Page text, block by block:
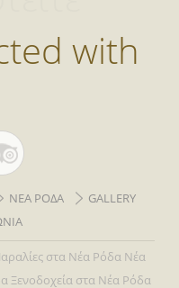
with
ΝΕΑ ΡΟΔΑ
GALLERY
στα Νέα Ρόδα Νέα
Ξενοδοχεία στα Νέα Ρόδα